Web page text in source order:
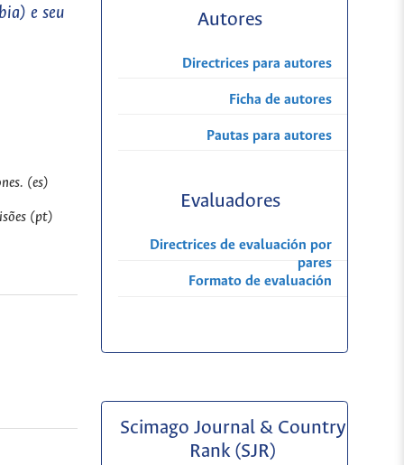
e seu
(es)
(pt)
Autores
Directrices para autores
Ficha de autores
Pautas para autores
Evaluadores
Directrices de evaluación por
pares
Formato de evaluación
Scimago Journal & Country
Rank (SJR)